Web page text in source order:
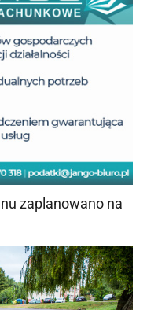
zaplanowano na